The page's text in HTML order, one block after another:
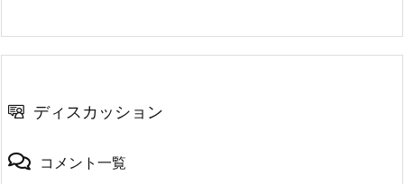
ディスカッション
コメント一覧